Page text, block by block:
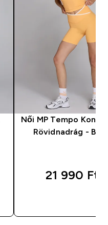
Női MP Tempo
Rövidnadrág -
21 990 Ft‎